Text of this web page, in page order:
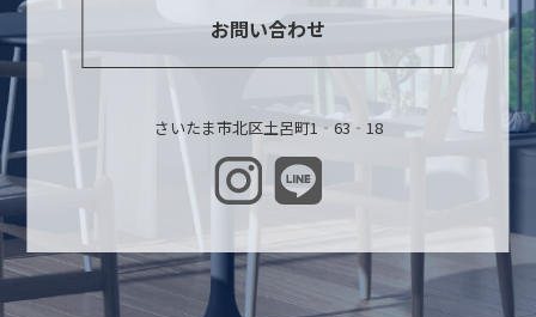
お問い合わせ
さいたま市北区土呂町1‐63‐18